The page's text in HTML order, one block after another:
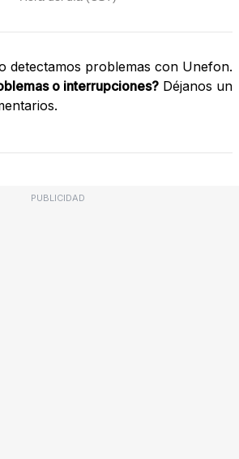
detectamos problemas con Unefon.
o interrupciones? Déjanos un
PUBLICIDAD